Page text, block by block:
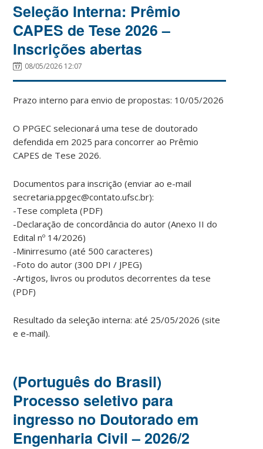
Seleção Interna: Prêmio
CAPES de Tese 2026 –
Inscrições abertas
08/05/2026 12:07
Prazo interno para envio de propostas: 10/05/2026
O PPGEC selecionará uma tese de doutorado
defendida em 2025 para concorrer ao Prêmio
CAPES de Tese 2026.
Documentos para inscrição (enviar ao e-mail
secretaria.ppgec@contato.ufsc.br):
-Tese completa (PDF)
-Declaração de concordância do autor (Anexo II do
Edital nº 14/2026)
-Minirresumo (até 500 caracteres)
-Foto do autor (300 DPI / JPEG)
-Artigos, livros ou produtos decorrentes da tese
(PDF)
Resultado da seleção interna: até 25/05/2026 (site
e e-mail).
(Português do Brasil)
Processo seletivo para
ingresso no Doutorado em
Engenharia Civil – 2026/2